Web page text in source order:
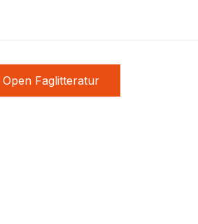
Open Faglitteratur